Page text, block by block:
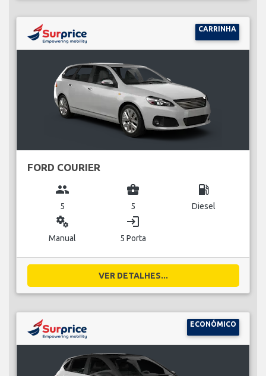
CARRINHA
FORD COURIER
group
5
business_center
5
local_gas_station
Diesel
miscellaneous_services
Manual
login
5 Porta
VER DETALHES...
ECONÓMICO